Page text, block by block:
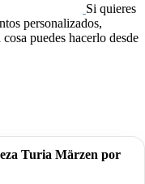
Si quieres
personalizados,
puedes hacerlo desde
Turia Märzen por